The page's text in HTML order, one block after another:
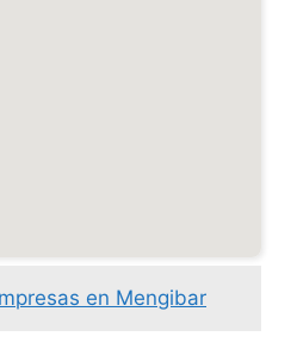
en Mengibar